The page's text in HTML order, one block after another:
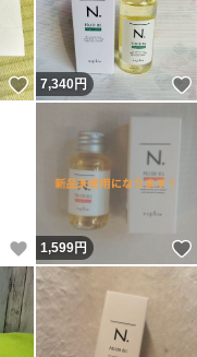
いいね！
7,340円
いいね！
1,599円